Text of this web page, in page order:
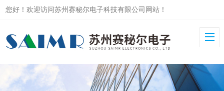
您好！欢迎访问苏州赛秘尔电子科技有限公司网站！